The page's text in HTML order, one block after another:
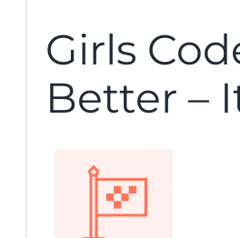
Girls
Better –